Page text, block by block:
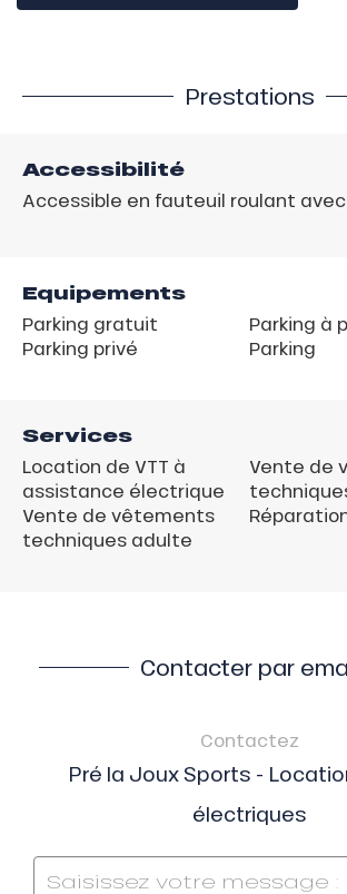
Prestations
Accessibilité
Accessible en fauteuil roulant
Equipements
Parking gratuit
Parking privé
Parking à
Parking
Services
Location de VTT à
assistance électrique
Vente de vêtements
techniques adulte
Vente de
Contacter par
Contactez
Pré la Joux Sports -
électriques